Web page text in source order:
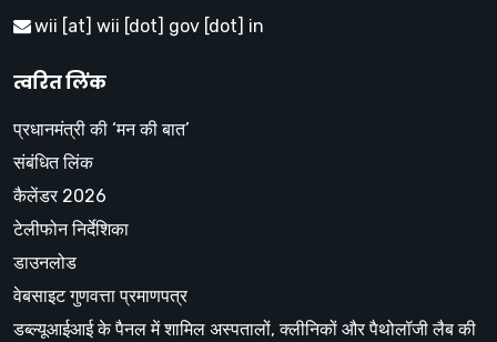
wii [at] wii [dot] gov [dot] in
त्वरित लिंक
प्रधानमंत्री की ‘मन की बात’
संबंधित लिंक
कैलेंडर 2026
टेलीफोन निर्देशिका
डाउनलोड
वेबसाइट गुणवत्ता प्रमाणपत्र
डब्ल्यूआईआई के पैनल में शामिल अस्पतालों, क्लीनिकों और पैथोलॉजी लैब की